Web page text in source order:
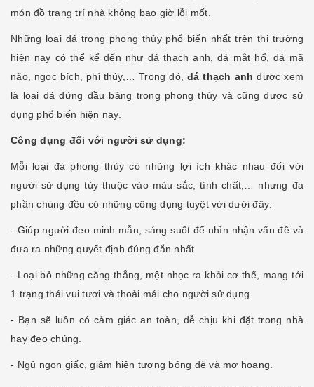
món đồ trang trí nhà không bao giờ lỗi mốt.
Những loại đá trong phong thủy phổ biến nhất trên thị trường
hiện nay có thể kể đến như đá thạch anh, đá mắt hổ, đá mã
não, ngọc bích, phỉ thúy,… Trong đó,đá thạch anh được xem
là loại đá đứng đầu bảng trong phong thủy và cũng được sử
dụng phổ biến hiện nay.
Công dụng đối với người sử dụng:
Mỗi loại đá phong thủy có những lợi ích khác nhau đối với
người sử dụng tùy thuộc vào màu sắc, tính chất,… nhưng đa
phần chúng đều có những công dụng tuyệt vời dưới đây:
- Giúp người đeo minh mẫn, sáng suốt để nhìn nhận vấn đề và
đưa ra những quyết định đúng đắn nhất.
- Loại bỏ những căng thẳng, mệt nhọc ra khỏi cơ thể, mang tới
1 trạng thái vui tươi và thoải mái cho người sử dụng.
- Bạn sẽ luôn có cảm giác an toàn, dễ chịu khi đặt trong nhà
hay đeo chúng.
- Ngủ ngon giấc, giảm hiện tượng bóng đè và mơ hoang.